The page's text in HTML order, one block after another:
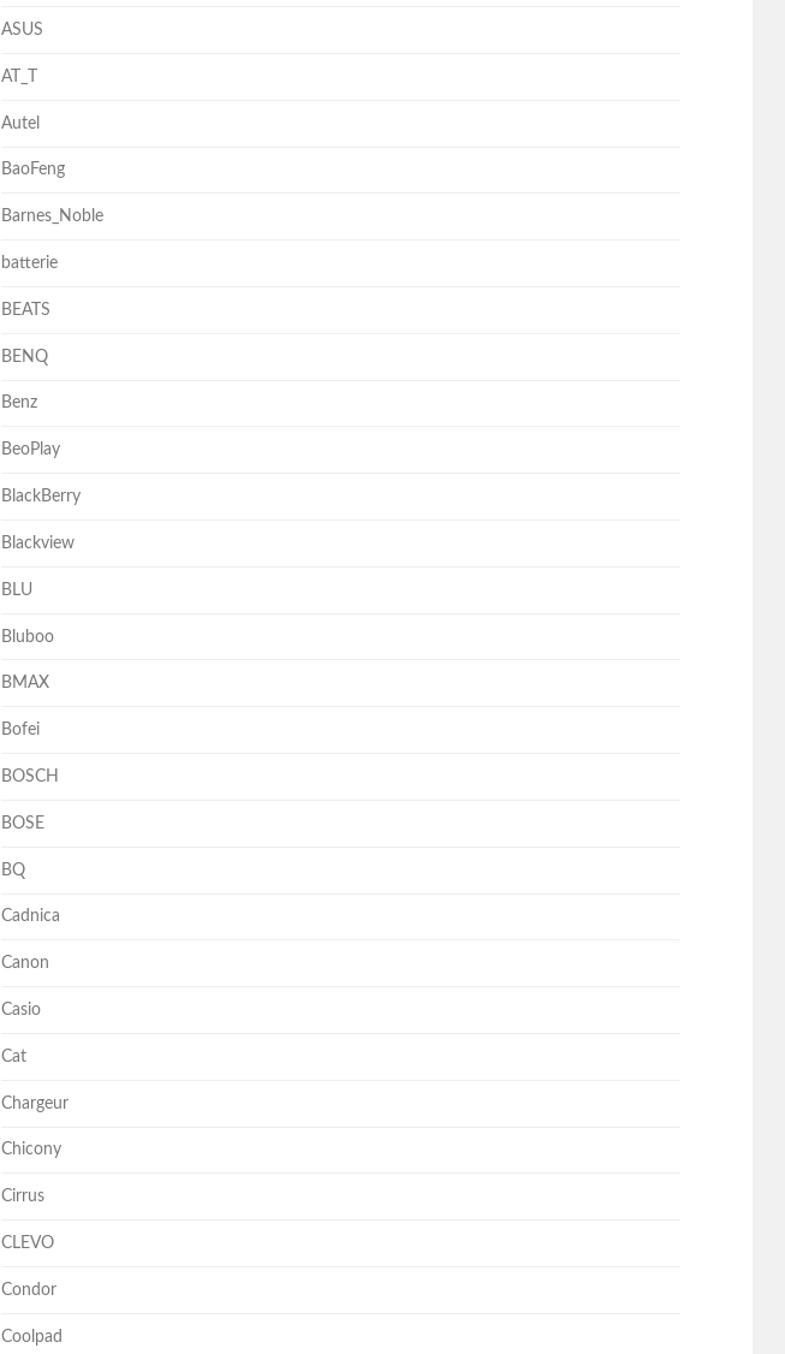
ASUS
AT_T
Autel
BaoFeng
Barnes_Noble
batterie
BEATS
BENQ
Benz
BeoPlay
BlackBerry
Blackview
BLU
Bluboo
BMAX
Bofei
BOSCH
BOSE
BQ
Cadnica
Canon
Casio
Cat
Chargeur
Chicony
Cirrus
CLEVO
Condor
Coolpad